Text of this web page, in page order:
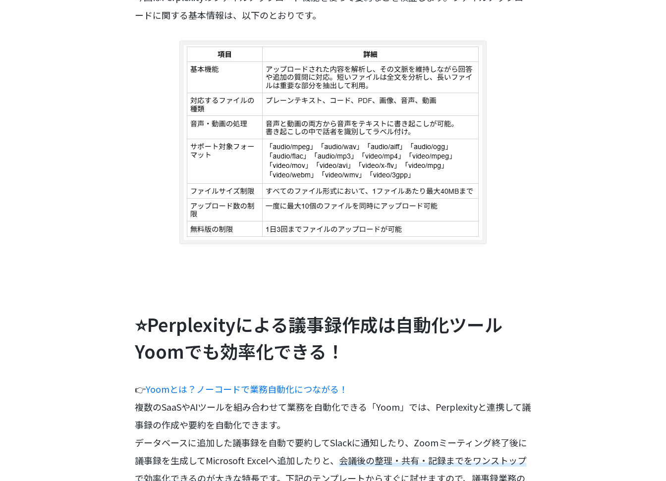
ードに関する基本情報は、以下のとおりです。
⭐Perplexityによる議事録作成は自動化ツール
Yoomでも効率化できる！
👉Yoomとは？ノーコードで業務自動化につながる！
複数のSaaSやAIツールを組み合わせて業務を自動化できる「Yoom」では、Perplexityと連携して議
事録の作成や要約を自動化できます。
データベースに追加した議事録を自動で要約してSlackに通知したり、Zoomミーティング終了後に
議事録を生成してMicrosoft Excelへ追加したりと、 会議後の整理・共有・記録までをワンストップ
で効率化できるのが大きな特長です。下記のテンプレートからすぐに試せますので、議事録業務の